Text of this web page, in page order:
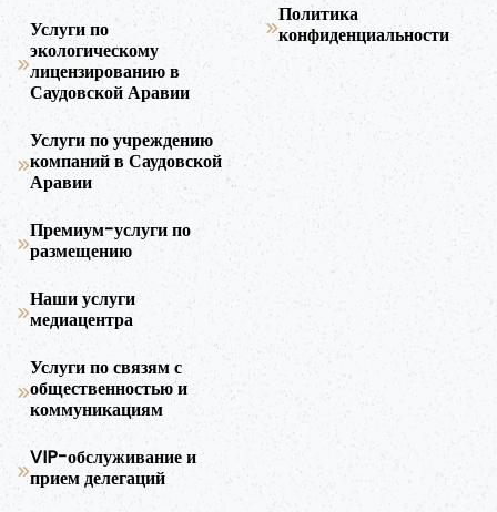
Услуги по
экологическому
лицензированию в
Саудовской Аравии
Услуги по учреждению
компаний в Саудовской
Аравии
Премиум-услуги по
размещению
Наши услуги
медиацентра
Услуги по связям с
общественностью и
коммуникациям
VIP-обслуживание и
прием делегаций
Политика
конфиденциальности